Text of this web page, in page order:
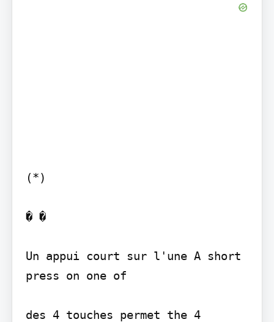
(*)
� �
Un appui court sur l'une A short
press on one of
des 4 touches permet the 4